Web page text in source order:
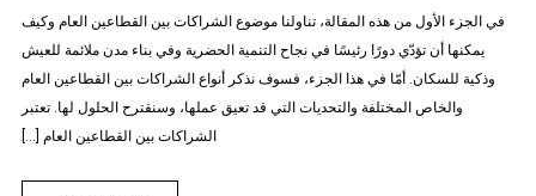
في الجزء الأول من هذه المقالة، تناولنا موضوع الشراكات بين القطاعين العام وكيف
يمكنها أن تؤدّي دورًا رئيسًا في نجاح التنمية الحضرية وفي بناء مدن ملائمة للعيش
وذكية للسكان. أمّا في هذا الجزء، فسوف نذكر أنواع الشراكات بين القطاعين العام
والخاص المختلفة والتحديات التي قد تعيق عملها، وسنقترح الحلول لها. تعتبر
الشراكات بين القطاعين العام […]